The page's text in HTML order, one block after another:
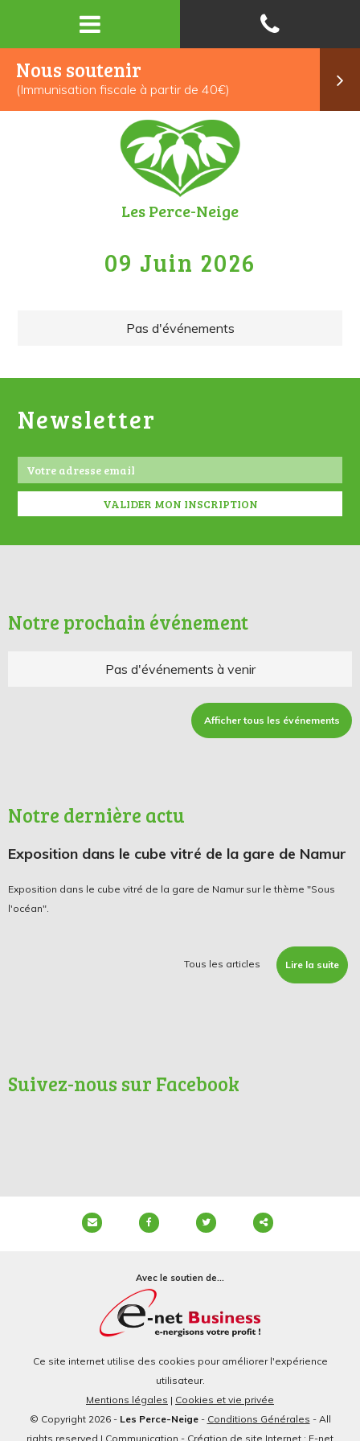
Nous soutenir
(Immunisation fiscale à partir de 40€)
Les Perce-Neige
09 Juin 2026
Pas d'événements
Newsletter
Notre prochain événement
Pas d'événements à venir
Afficher tous les événements
Notre dernière actu
Exposition dans le cube vitré de la gare de Namur
Exposition dans le cube vitré de la gare de Namur sur le thème "Sous
l'océan".
Tous les articles Lire la suite
Suivez-nous sur Facebook
Avec le soutien de...
Ce site internet utilise des cookies pour améliorer l'expérience
utilisateur.
Mentions légales | Cookies et vie privée
© Copyright 2026 - Les Perce-Neige- Conditions Générales - All
rights reserved | Communication - Création de site Internet : E-net